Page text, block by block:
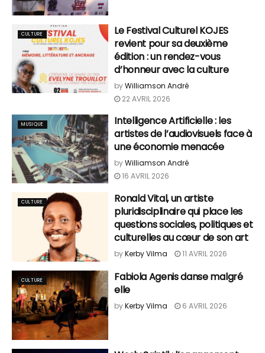
CULTURE
Le Festival Culturel KOJES
revient pour sa deuxième
édition : un rendez-vous
d’honneur avec la culture
byWilliamson André
22 AVRIL 2026
MUSIQUE
Intelligence Artificielle : les
artistes de l’audiovisuels face à
une économie menacée
byWilliamson André
16 AVRIL 2026
CULTURE
Ronald Vital, un artiste
pluridisciplinaire qui place les
questions sociales, politiques et
culturelles au cœur de son art
byKerby Vilma 11 AVRIL 2026
CULTURE
Fabiola Agenis danse malgré
elle
byKerby Vilma 6 AVRIL 2026